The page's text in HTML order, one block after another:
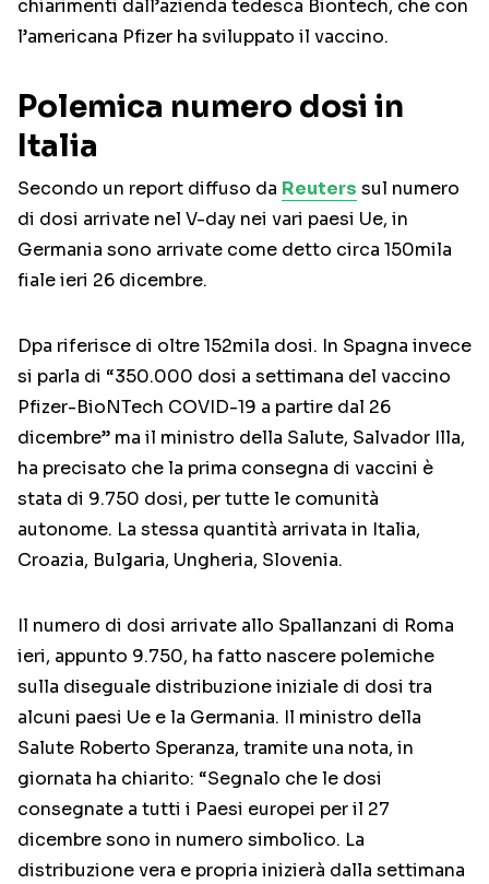
chiarimenti dall’azienda tedesca Biontech, che con
l’americana Pfizer ha sviluppato il vaccino.
Polemica numero dosi in
Italia
Secondo un report diffuso da Reuters sul numero
di dosi arrivate nel V-day nei vari paesi Ue, in
Germania sono arrivate come detto circa 150mila
fiale ieri 26 dicembre.
Dpa riferisce di oltre 152mila dosi. In Spagna invece
si parla di “350.000 dosi a settimana del vaccino
Pfizer-BioNTech COVID-19 a partire dal 26
dicembre” ma il ministro della Salute, Salvador Illa,
ha precisato che la prima consegna di vaccini è
stata di 9.750 dosi, per tutte le comunità
autonome. La stessa quantità arrivata in Italia,
Croazia, Bulgaria, Ungheria, Slovenia.
Il numero di dosi arrivate allo Spallanzani di Roma
ieri, appunto 9.750, ha fatto nascere polemiche
sulla diseguale distribuzione iniziale di dosi tra
alcuni paesi Ue e la Germania. Il ministro della
Salute Roberto Speranza, tramite una nota, in
giornata ha chiarito: “Segnalo che le dosi
consegnate a tutti i Paesi europei per il 27
dicembre sono in numero simbolico. La
distribuzione vera e propria inizierà dalla settimana